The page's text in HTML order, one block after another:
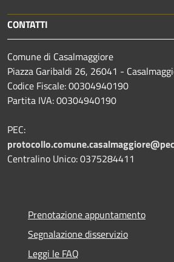
CONTATTI
Comune di Casalmaggiore
Piazza Garibaldi 26, 26041 -
Codice Fiscale: 00304940190
Partita IVA: 00304940190
PEC:
Centralino Unico: 0375284411
Prenotazione appuntamento
Segnalazione disservizio
Leggi le FAQ